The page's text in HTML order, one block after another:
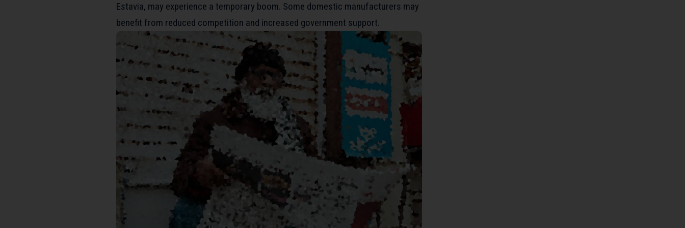
Estavia, may experience a temporary boom. Some domestic manufacturers may
benefit from reduced competition and increased government support.